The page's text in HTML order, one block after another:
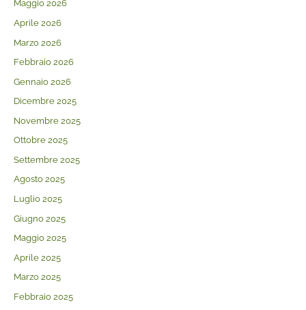
Maggio 2026
Aprile 2026
Marzo 2026
Febbraio 2026
Gennaio 2026
Dicembre 2025
Novembre 2025
Ottobre 2025
Settembre 2025
Agosto 2025
Luglio 2025
Giugno 2025
Maggio 2025
Aprile 2025
Marzo 2025
Febbraio 2025